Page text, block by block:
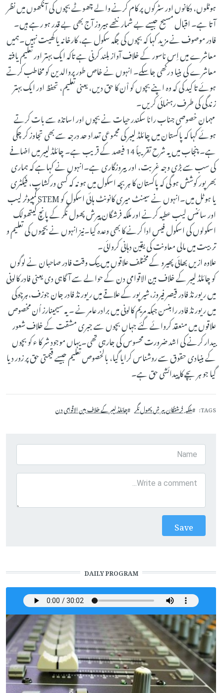
ہوٹلوں، دکانوں اور سٹرکوں پر کام کرنے والے چھوٹے بچوں کی آنکھوں میں نظر
آتا ہے۔ اقبال مسیح جیسے بے شمار ننھے ہیروز آج بھی بے قدر ہو رہے ہیں۔
فادر موصوف نے مزید کہا کہ بچوں کی جگہ سکول ہے، کارخانہ یا کھیت نہیں۔ہمیں
معاشرے میں اِس ناسور کے خلاف آواز بلند کرنی ہے تاکہ ایک بہتر اور تعلیم یافتہ
معاشرے کی بنیا د رکھی جاسکے۔ انہوں نے خاص طور پروالدین کو مخاطب کرتے
ہوئے تا کید کی کہ وہ اپنے بچوں کو اْن کا حق دیں، یعنی تعلیم، تحفظ اور ایک بہتر
زندگی کی طرف رہنمائی کریں۔
مہمانِ خصوصی جناب رانا سکندر حیات نے بچوں اور اساتذہ سے بات کرتے
ہوئے کہا کہ پاکستان میں چائلڈ لیبر کی مجموعی تعداد حد درجہ سے بھی تجاوز کر چکی
ہے۔ پنجاب میں یہ شرح تقریباً 14 فیصد کے قریب ہے۔ چائلڈ لیبر میں اضافے
کی سب سے بڑی وجہ غربت، اوربیروزگاری ہے۔انہوں نے کہاہے کہ ہماری
بھرپور کوشش ہو گی کہ پاکستان کا ہر بچہ اسکول میں ہو نہ کہ کسی ورکشاپ، فیکٹری
یا ہوٹل میں۔انہوں نے سینٹ میری کانونٹ ہائی اسکول کو STEM کمپیوٹر لیب
اور سائنس لیب عطیہ کرنے اور ملکہ فرشگان پیرش پھول نگر کے پانچ کیتھولک
اسکولوں کی اسکول فیس ادا کرنے کا بھی وعدہ کیا۔نیز انہوں نے بچیوں کی تعلیم و
تربیت میں مالی معاونت کی یقین دہانی کروائی۔
علاوہ ازیں بھائی پھیرو کے مختلف علاقوں میں بیک وقت فادر صاحبان نے لوگوں
کو چائلڈ لیبر کے خلاف بین الاقوامی دن کے حوالے سے آگاہی دی یعنی فادر کالونی
میں ریورنڈ فادر قیصر فیروز،شیرپور کے علاقے میں ریورنڈ فادر جان جوزف،ہرچوکی
میں ریورنڈ فادر رابنسن جبکہ مریم کالونی میں برادر عامر نے ۔ یہ سیمینارز اُن مخصوص
علاقوں میں منعقد کروائے گئے جہاں بچوں سے جبری مشقت کے خلاف شعور
بیدار کرنے کی اشد ضرورت محسوس کی جارہی تھی۔ یہاں موجود شر کا ء کو بچوں
کے بنیادی حقوق سے روشناس کرایا گیا، بالخصوص تعلیم جیسے قیمتی حق پر زور دیا
گیا جو ہر بچے کا پیدائشی حق ہے۔
TAGS ملکہ ِ فرشتگان پیر ش پھول نگر چائلڈ لیبر کے خلاف بین الاقوامی دن
DAILY PROGRAM